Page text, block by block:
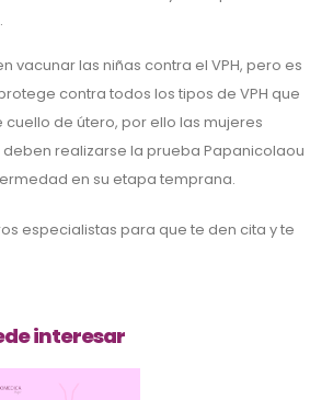
vacunar las niñas contra el VPH, pero es
contra todos los tipos de VPH que
de útero, por ello las mujeres
realizarse la prueba Papanicolaou
en su etapa temprana.
especialistas para que te den cita y te
interesar